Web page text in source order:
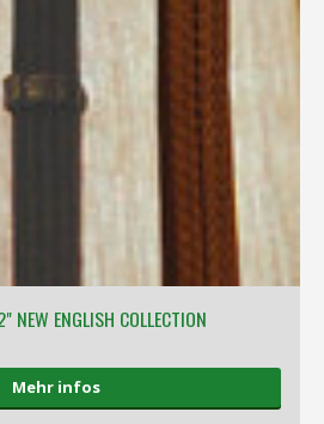
NEW ENGLISH COLLECTION
Mehr infos